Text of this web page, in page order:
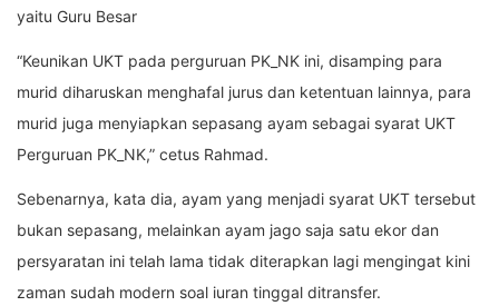
yaitu Guru Besar
“Keunikan UKT pada perguruan PK_NK ini, disamping para
murid diharuskan menghafal jurus dan ketentuan lainnya, para
murid juga menyiapkan sepasang ayam sebagai syarat UKT
Perguruan PK_NK,” cetus Rahmad.
Sebenarnya, kata dia, ayam yang menjadi syarat UKT tersebut
bukan sepasang, melainkan ayam jago saja satu ekor dan
persyaratan ini telah lama tidak diterapkan lagi mengingat kini
zaman sudah modern soal iuran tinggal ditransfer.